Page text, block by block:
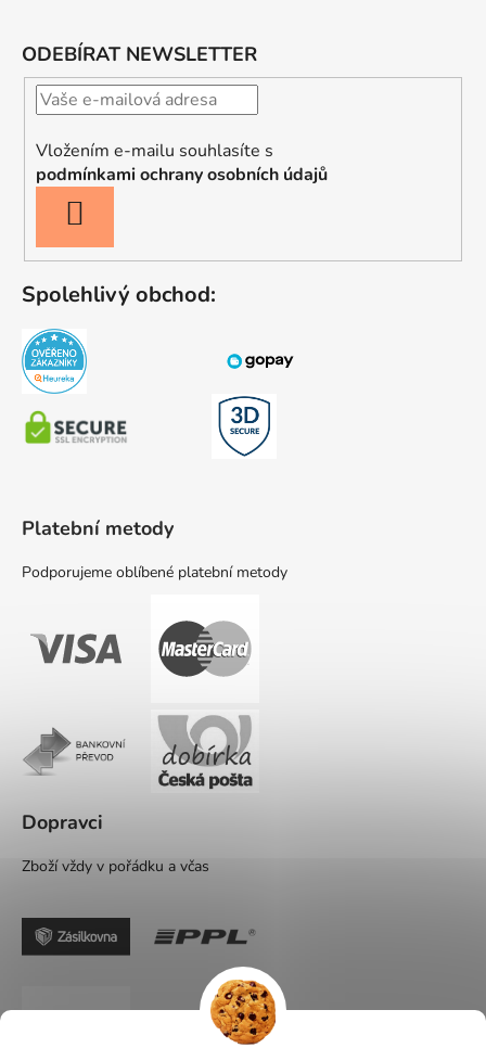
ODEBÍRAT NEWSLETTER
Vložením e-mailu souhlasíte s
podmínkami ochrany osobních údajů
SE
Spolehlivý obchod:
Platební metody
Podporujeme oblíbené platební metody
Dopravci
Zboží vždy v pořádku a včas